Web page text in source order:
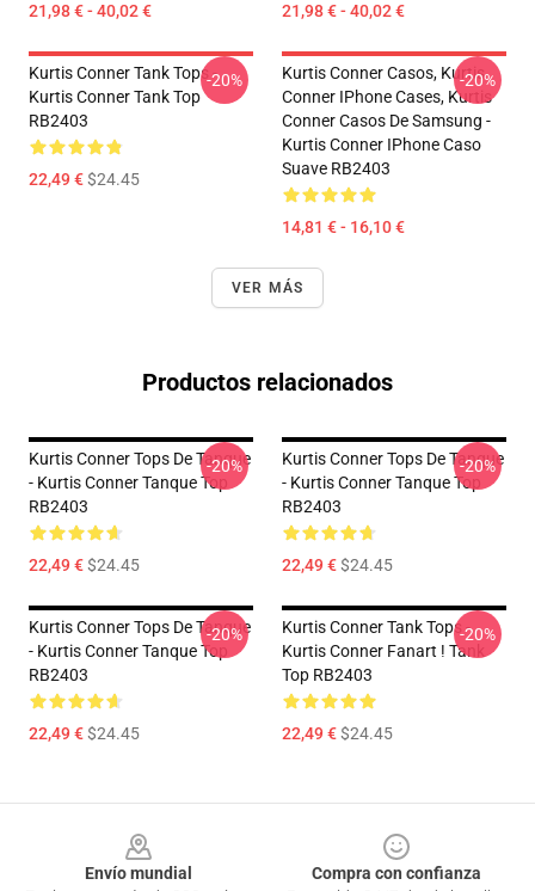
21,98 € - 40,02 € 21,98 € - 40,02 €
Kurtis Conner Tank Tops -
Kurtis Conner Tank Top
RB2403
22,49 €$24.45
-20%
Kurtis Conner Casos, Kurtis
Conner IPhone Cases, Kurtis
Conner Casos De Samsung -
Kurtis Conner IPhone Caso
Suave RB2403
14,81 € - 16,10 €
-20%
VER MÁS
Productos relacionados
Kurtis Conner Tops De Tanque
- Kurtis Conner Tanque Top
RB2403
22,49 €$24.45
-20%
Kurtis Conner Tops De Tanque
- Kurtis Conner Tanque Top
RB2403
22,49 €$24.45
-20%
Kurtis Conner Tops De Tanque
- Kurtis Conner Tanque Top
RB2403
22,49 €$24.45
-20%
Kurtis Conner Tank Tops -
Kurtis Conner Fanart ! Tank
Top RB2403
22,49 €$24.45
-20%
Envío mundial
Compra con confianza